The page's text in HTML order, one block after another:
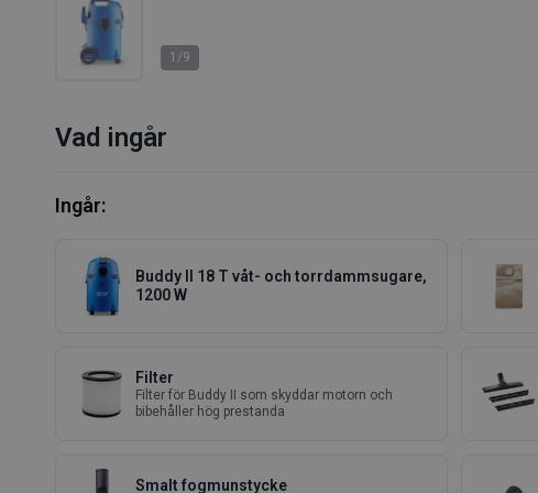
1/9
Vad ingår
Ingår:
Buddy II 18 T våt- och torrdammsugare,
1200 W
Filter
Filter för Buddy II som skyddar motorn och
bibehåller hög prestanda
Smalt fogmunstycke